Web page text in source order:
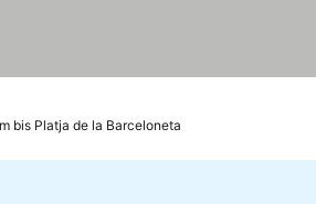
bis Platja de la Barceloneta